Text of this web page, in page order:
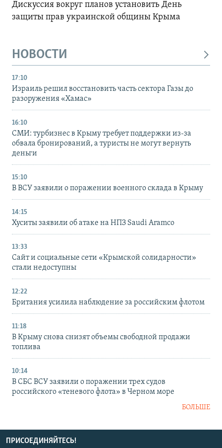
Дискуссия вокруг планов установить День
защиты прав украинской общины Крыма
НОВОСТИ
17:10
Израиль решил восстановить часть сектора Газы до
разоружения «Хамас»
16:10
СМИ: турбизнес в Крыму требует поддержки из-за
обвала бронирований, а туристы не могут вернуть
деньги
15:10
В ВСУ заявили о поражении военного склада в Крыму
14:15
Хуситы заявили об атаке на НПЗ Saudi Aramco
13:33
Сайт и социальные сети «Крымской солидарности»
стали недоступны
12:22
Британия усилила наблюдение за российским флотом
11:18
В Крыму снова снизят объемы свободной продажи
топлива
10:14
В СБС ВСУ заявили о поражении трех судов
российского «теневого флота» в Черном море
БОЛЬШЕ
ПРИСОЕДИНЯЙТЕСЬ!